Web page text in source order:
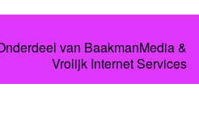
van BaakmanMedia&
Vrolijk Internet Services